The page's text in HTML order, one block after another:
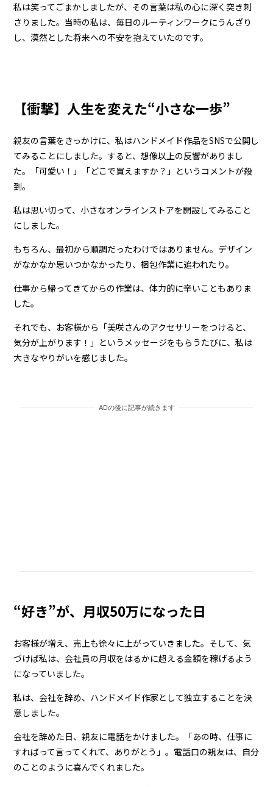
私は笑ってごまかしましたが、その言葉は私の心に深く突き刺
さりました。当時の私は、毎日のルーティンワークにうんざり
し、漠然とした将来への不安を抱えていたのです。
【衝撃】人生を変えた“小さな一歩”
親友の言葉をきっかけに、私はハンドメイド作品をSNSで公開し
てみることにしました。すると、想像以上の反響がありまし
た。「可愛い！」「どこで買えますか？」というコメントが殺
到。
私は思い切って、小さなオンラインストアを開設してみること
にしました。
もちろん、最初から順調だったわけではありません。デザイン
がなかなか思いつかなかったり、梱包作業に追われたり。
仕事から帰ってきてからの作業は、体力的に辛いこともありま
した。
それでも、お客様から「美咲さんのアクセサリーをつけると、
気分が上がります！」というメッセージをもらうたびに、私は
大きなやりがいを感じました。
ADの後に記事が続きます
“好き”が、月収50万になった日
お客様が増え、売上も徐々に上がっていきました。そして、気
づけば私は、会社員の月収をはるかに超える金額を稼げるよう
になっていました。
私は、会社を辞め、ハンドメイド作家として独立することを決
意しました。
会社を辞めた日、親友に電話をかけました。「あの時、仕事に
すればって言ってくれて、ありがとう」。電話口の親友は、自分
のことのように喜んでくれました。